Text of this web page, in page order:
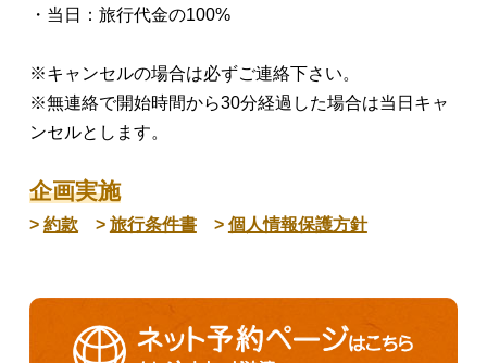
・当日：旅行代金の100%
※キャンセルの場合は必ずご連絡下さい。
※無連絡で開始時間から30分経過した場合は当日キャ
ンセルとします。
企画実施
> 約款> 旅行条件書> 個人情報保護方針